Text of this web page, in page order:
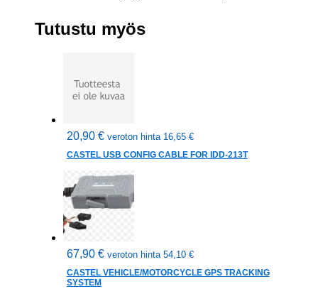
Tutustu myös
20,90 € veroton hinta 16,65 €
CASTEL USB CONFIG CABLE FOR IDD-213T
67,90 € veroton hinta 54,10 €
CASTEL VEHICLE/MOTORCYCLE GPS TRACKING
SYSTEM